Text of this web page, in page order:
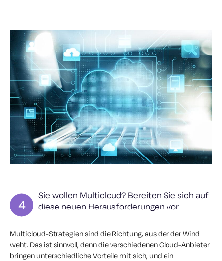
Sie wollen Multicloud? Bereiten Sie sich auf
diese neuen Herausforderungen vor
Multicloud-Strategien sind die Richtung, aus der der Wind
weht. Das ist sinnvoll, denn die verschiedenen Cloud-Anbieter
bringen unterschiedliche Vorteile mit sich, und ein